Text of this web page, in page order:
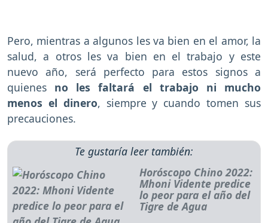
Pero, mientras a algunos les va bien en el amor, la
salud, a otros les va bien en el trabajo y este
nuevo año, será perfecto para estos signos a
quienes no les faltará el trabajo ni mucho
menos el dinero, siempre y cuando tomen sus
precauciones.
Te gustaría leer también:
Horóscopo Chino 2022:
Mhoni Vidente predice
lo peor para el año del
Tigre de Agua